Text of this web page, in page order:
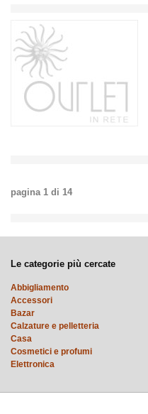
pagina 1 di 14
Le categorie più cercate
Abbigliamento
Accessori
Bazar
Calzature e pelletteria
Casa
Cosmetici e profumi
Elettronica